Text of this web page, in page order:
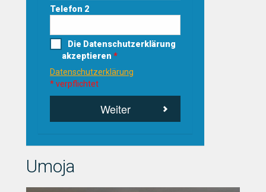
Telefon 2
Die Datenschutzerklärung
akzeptieren *
Datenschutzerklärung
* verpflichtet
Weiter
Umoja